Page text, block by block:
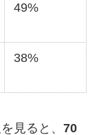
49%
38%
見ると、 70